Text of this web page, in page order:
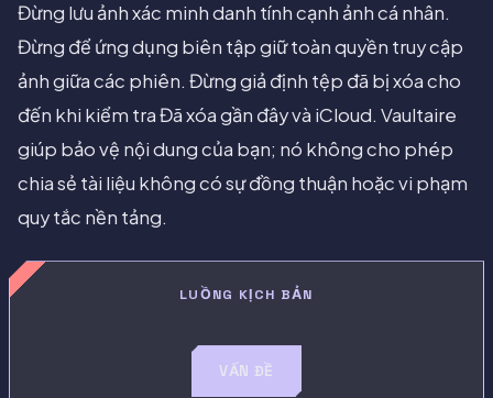
Đừng lưu ảnh xác minh danh tính cạnh ảnh cá nhân.
Đừng để ứng dụng biên tập giữ toàn quyền truy cập
ảnh giữa các phiên. Đừng giả định tệp đã bị xóa cho
đến khi kiểm tra Đã xóa gần đây và iCloud. Vaultaire
giúp bảo vệ nội dung của bạn; nó không cho phép
chia sẻ tài liệu không có sự đồng thuận hoặc vi phạm
quy tắc nền tảng.
LUỒNG KỊCH BẢN
VẤN ĐỀ